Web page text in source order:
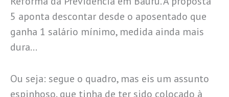
5 aponta descontar desde o aposentado que
ganha 1 salário mínimo, medida ainda mais
dura…
Ou seja: segue o quadro, mas eis um assunto
espinhoso, que tinha de ter sido colocado à